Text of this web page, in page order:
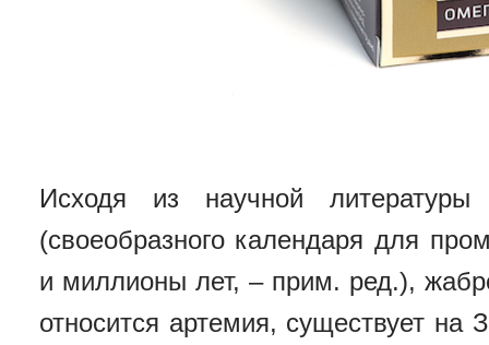
Исходя из научной литературы
(своеобразного календаря для
и миллионы лет, – прим. ред.),
относится артемия, существует